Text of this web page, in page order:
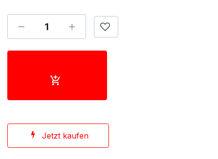
Jetzt kaufen